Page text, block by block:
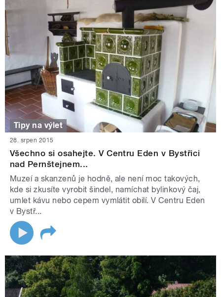
Tipy na výlet
28. srpen 2015
Všechno si osahejte. V Centru Eden v Bystřici
nad Pernštejnem...
Muzeí a skanzenů je hodně, ale není moc takových,
kde si zkusíte vyrobit šindel, namíchat bylinkový čaj,
umlet kávu nebo cepem vymlátit obilí. V Centru Eden
v Bystř...